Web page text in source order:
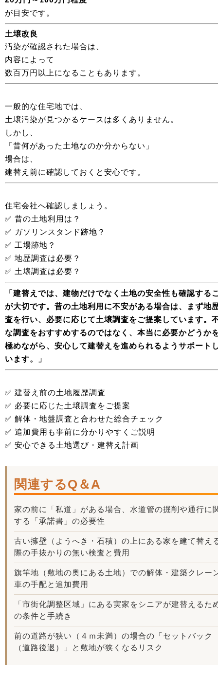
が目安です。
土壌改良
汚染が確認された場合は、
内容によって
数百万円以上になることもあります。
一般的な住宅地では、
土壌汚染が見つかるケースは多くありません。
しかし、
「昔何があった土地なのか分からない」
場合は、
建替え前に確認しておくと安心です。
住宅会社へ確認しましょう。
✅ 昔の土地利用は？
✅ ガソリンスタンド跡地？
✅ 工場跡地？
✅ 地歴調査は必要？
✅ 土壌調査は必要？
「建替えでは、建物だけでなく土地の安全性も確認する
が大切です。昔の土地利用に不安がある場合は、まず地
査を行い、必要に応じて土壌調査をご提案しています。
な調査をおすすめするのではなく、本当に必要かどうか
極めながら、安心して建替えを進められるようサポート
います。」
✅ 建替え前の土地履歴調査
✅ 必要に応じた土壌調査をご提案
✅ 解体・地盤調査と合わせた総合チェック
✅ 追加費用も事前に分かりやすくご説明
✅ 安心できる土地選び・建替え計画
関連するQ＆A
家の前に「私道」がある場合、水道管の掘削や通行に
する「承諾書」の必要性
古い擁壁（ようへき・石積）の上にある家を建て替え
際の手抜かりの無い検査と費用
旗竿地（敷地の奥にある土地）での解体・建築クレー
車の手配と追加費用
「市街化調整区域」にある実家をシニアが建替えるた
の条件と手続き
前の道路が狭い（４ｍ未満）の場合の「セットバック
（道路後退）」と敷地が狭くなるリスク